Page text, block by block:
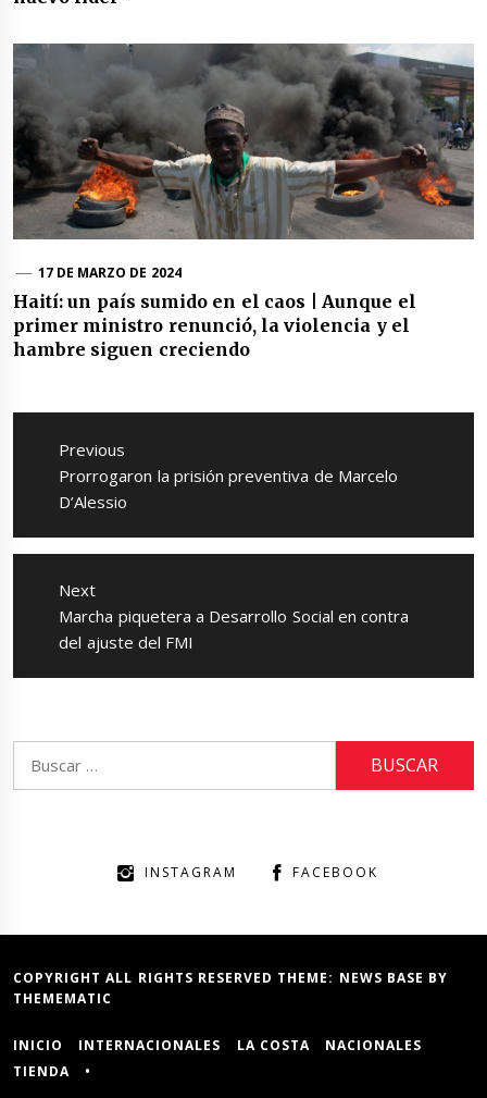
17 DE MARZO DE 2024
Haití: un país sumido en el caos | Aunque el
primer ministro renunció, la violencia y el
hambre siguen creciendo
Navegación
entradas
Previous
Previous
post:
Prorrogaron la prisión preventiva de Marcelo
D’Alessio
Next
Next
post:
Marcha piquetera a Desarrollo Social en contra
del ajuste del FMI
INSTAGRAM FACEBOOK
COPYRIGHT ALL RIGHTS RESERVED THEME: NEWS BASE BY
THEMEMATIC
INICIO INTERNACIONALES LA COSTA
NACIONALES
TIENDA
•